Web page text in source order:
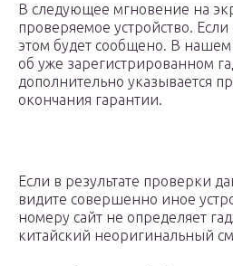
В следующее мгновение на
проверяемое устройство.
этом будет сообщено. В нашем
об уже зарегистрированном
дополнительно указывается
окончания гарантии.
Если в результате проверки
видите совершенно иное
номеру сайт не определяет
китайский неоригинальный